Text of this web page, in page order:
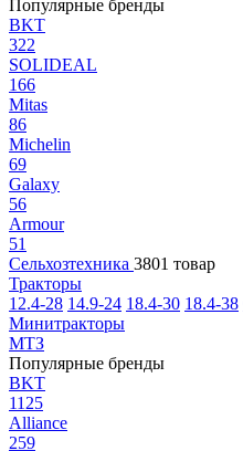
Популярные бренды
BKT
322
SOLIDEAL
166
Mitas
86
Michelin
69
Galaxy
56
Armour
51
Сельхозтехника 3801 товар
Тракторы
12.4-28 14.9-24 18.4-30 18.4-38
Минитракторы
МТЗ
Популярные бренды
BKT
1125
Alliance
259